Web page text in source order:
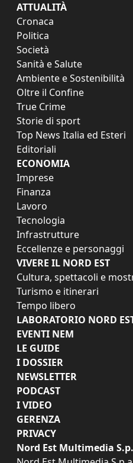
ATTUALITÀ
Cronaca
Politica
Società
Sanità e Salute
Ambiente e Sostenibilità
Oltre il Confine
True Crime
Storie di sport
Top News Italia ed Esteri
Editoriali
ECONOMIA
Imprese
Finanza
Lavoro
Tecnologia
Infrastrutture
Eccellenze e personaggi
VIVERE IL NORD EST
Cultura, spettacoli e
Turismo e itinerari
Tempo libero
LABORATORIO NORD
EVENTI NEM
LE GUIDE
I DOSSIER
NEWSLETTER
PODCAST
I VIDEO
GERENZA
PRIVACY
Nord Est Multimedia